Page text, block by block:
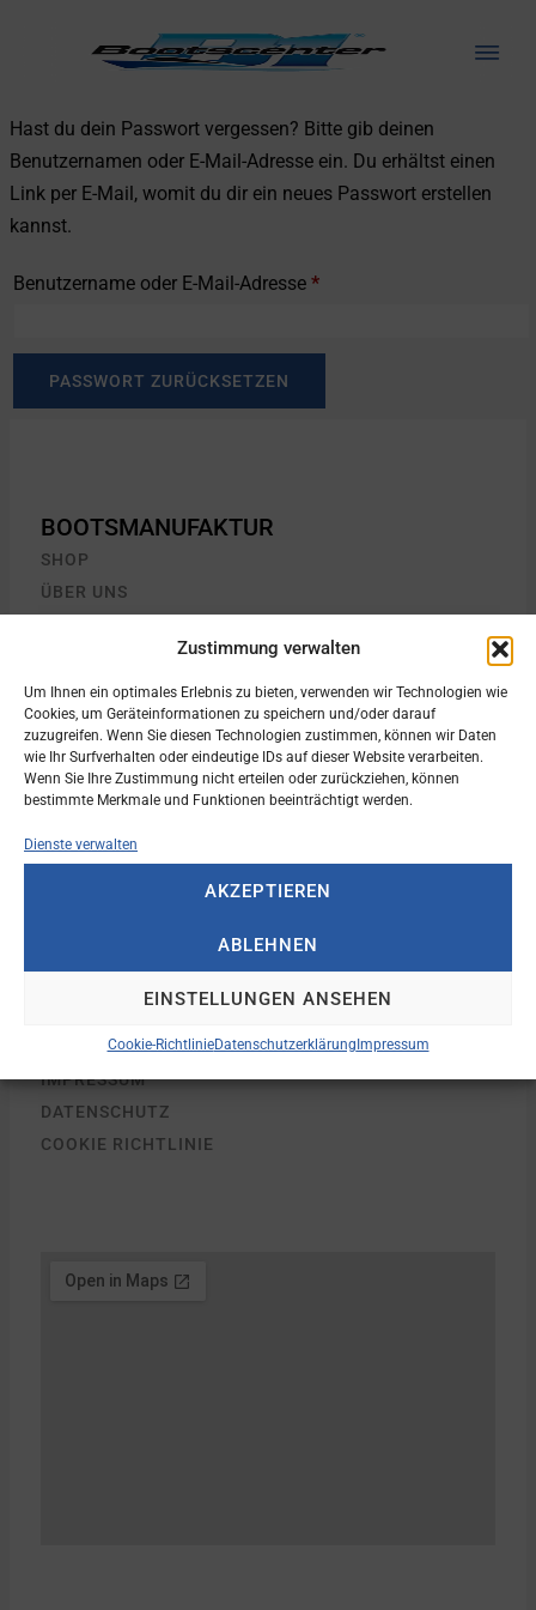
Zustimmung verwalten
Um Ihnen ein optimales Erlebnis zu bieten, verwenden wir Technologien wie
Cookies, um Geräteinformationen zu speichern und/oder darauf
zuzugreifen. Wenn Sie diesen Technologien zustimmen, können wir Daten
wie Ihr Surfverhalten oder eindeutige IDs auf dieser Website verarbeiten.
Wenn Sie Ihre Zustimmung nicht erteilen oder zurückziehen, können
bestimmte Merkmale und Funktionen beeinträchtigt werden.
Dienste verwalten
AKZEPTIEREN
ABLEHNEN
EINSTELLUNGEN ANSEHEN
Cookie-RichtlinieDatenschutzerklärung Impressum
Hast du dein Passwort vergessen? Bitte gib deinen
Benutzernamen oder E-Mail-Adresse ein. Du erhältst einen
Link per E-Mail, womit du dir ein neues Passwort erstellen
kannst.
Benutzername oder E-Mail-Adresse *
PASSWORT ZURÜCKSETZEN
BOOTSMANUFAKTUR
SHOP
ÜBER UNS
AUSSENBORDMOTOREN
GEBRAUCHTBOOTE
BOOTSTRAILER
KONTAKT
MARKENÜBERSICHT
INFORMATIONEN
IMPRESSUM
DATENSCHUTZ
COOKIE RICHTLINIE